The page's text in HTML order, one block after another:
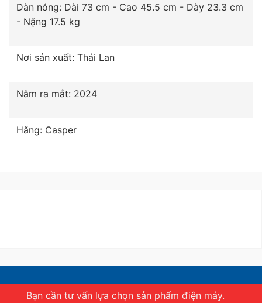
Dàn nóng: Dài 73 cm - Cao 45.5 cm - Dày 23.3 cm
- Nặng 17.5 kg
Nơi sản xuất: Thái Lan
Năm ra mắt: 2024
Hãng: Casper
Bạn cần tư vấn lựa chọn sản phẩm điện máy.